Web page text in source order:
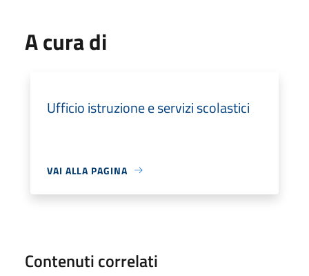
A cura di
Ufficio istruzione e servizi scolastici
VAI ALLA PAGINA
Contenuti correlati